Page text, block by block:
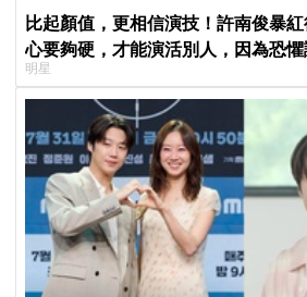
比起顏值，更相信演技！許南俊暴
心要夠硬，才能演活別人，因為恐
明星